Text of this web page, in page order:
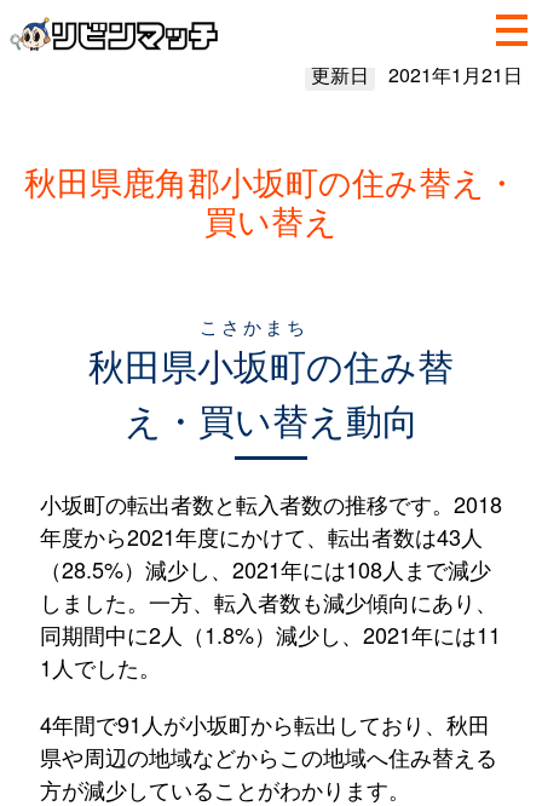
更新日 2021年1月21日
秋田県鹿角郡小坂町の住み替え・
買い替え
秋田県小坂町
こさかまち
の住み替
え・買い替え動向
小坂町の転出者数と転入者数の推移です。2018
年度から2021年度にかけて、転出者数は43人
（28.5%）減少し、2021年には108人まで減少
しました。一方、転入者数も減少傾向にあり、
同期間中に2人（1.8%）減少し、2021年には11
1人でした。
4年間で91人が小坂町から転出しており、秋田
県や周辺の地域などからこの地域へ住み替える
方が減少していることがわかります。